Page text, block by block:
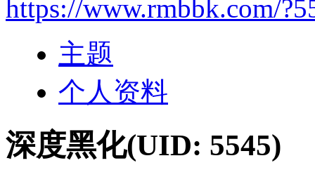
https://www.rmbbk.com/
主题
个人资料
深度黑化(UID: 5545)